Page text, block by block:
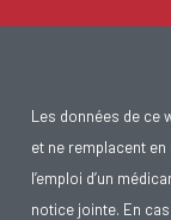
Les données de ce
et ne remplacent
l’emploi d’un
notice jointe. En